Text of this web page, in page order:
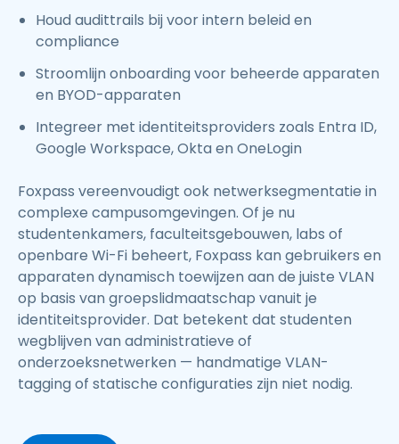
Houd audittrails bij voor intern beleid en
compliance
Stroomlijn onboarding voor beheerde apparaten
en BYOD-apparaten
Integreer met identiteitsproviders zoals Entra ID,
Google Workspace, Okta en OneLogin
Foxpass vereenvoudigt ook netwerksegmentatie in
complexe campusomgevingen. Of je nu
studentenkamers, faculteitsgebouwen, labs of
openbare Wi-Fi beheert, Foxpass kan gebruikers en
apparaten dynamisch toewijzen aan de juiste VLAN
op basis van groepslidmaatschap vanuit je
identiteitsprovider. Dat betekent dat studenten
wegblijven van administratieve of
onderzoeksnetwerken — handmatige VLAN-
tagging of statische configuraties zijn niet nodig.